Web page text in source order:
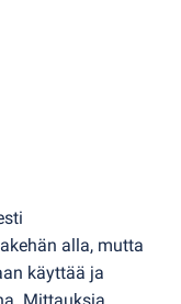
alla, mutta
käyttää ja